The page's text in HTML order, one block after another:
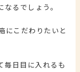
るでしょう。
にこだわりたいと
毎日目に入れるも